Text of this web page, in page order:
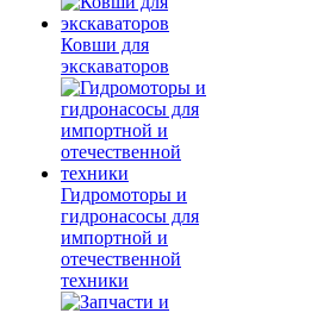
Ковши для
экскаваторов
Гидромоторы и
гидронасосы для
импортной и
отечественной
техники